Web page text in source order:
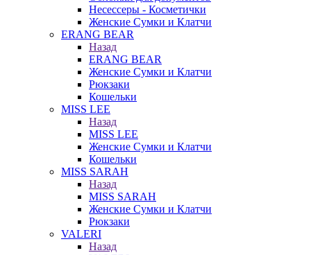
Несессеры - Косметички
Женские Сумки и Клатчи
ERANG BEAR
Назад
ERANG BEAR
Женские Сумки и Клатчи
Рюкзаки
Кошельки
MISS LEE
Назад
MISS LEE
Женские Сумки и Клатчи
Кошельки
MISS SARAH
Назад
MISS SARAH
Женские Сумки и Клатчи
Рюкзаки
VALERI
Назад